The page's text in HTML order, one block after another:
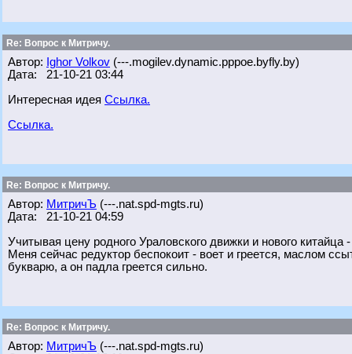
Re: Вопрос к Митричу.
Автор: Ighor Volkov (---.mogilev.dynamic.pppoe.byfly.by)
Дата: 21-10-21 03:44
Интересная идея Ссылка.
Ссылка.
Re: Вопрос к Митричу.
Автор: МитричЪ (---.nat.spd-mgts.ru)
Дата: 21-10-21 04:59
Учитывая цену родного Ураловского движки и нового китайца
Меня сейчас редуктор беспокоит - воет и греется, маслом
букварю, а он падла греется сильно.
Re: Вопрос к Митричу.
Автор: МитричЪ (---.nat.spd-mgts.ru)